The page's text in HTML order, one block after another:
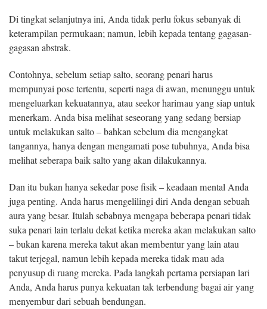
Di tingkat selanjutnya ini, Anda tidak perlu fokus sebanyak di
keterampilan permukaan; namun, lebih kepada tentang gagasan-
gagasan abstrak.
Contohnya, sebelum setiap salto, seorang penari harus
mempunyai pose tertentu, seperti naga di awan, menunggu untuk
mengeluarkan kekuatannya, atau seekor harimau yang siap untuk
menerkam. Anda bisa melihat seseorang yang sedang bersiap
untuk melakukan salto – bahkan sebelum dia mengangkat
tangannya, hanya dengan mengamati pose tubuhnya, Anda bisa
melihat seberapa baik salto yang akan dilakukannya.
Dan itu bukan hanya sekedar pose fisik – keadaan mental Anda
juga penting. Anda harus mengelilingi diri Anda dengan sebuah
aura yang besar. Itulah sebabnya mengapa beberapa penari tidak
suka penari lain terlalu dekat ketika mereka akan melakukan salto
– bukan karena mereka takut akan membentur yang lain atau
takut terjegal, namun lebih kepada mereka tidak mau ada
penyusup di ruang mereka. Pada langkah pertama persiapan lari
Anda, Anda harus punya kekuatan tak terbendung bagai air yang
menyembur dari sebuah bendungan.